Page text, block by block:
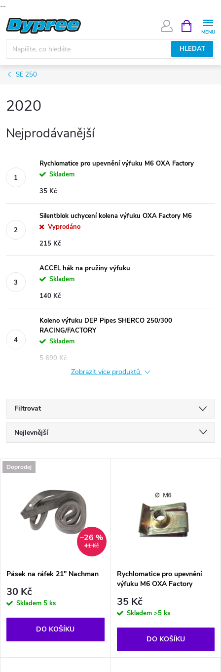
--
Přejít
na
obsah
HLEDAT
NÁKUPNÍ
KOŠÍK
SE 250
2020
Nejprodávanější
Rychlomatice pro upevnění výfuku M6 OXA Factory
Skladem
35 Kč
Silentblok uchycení kolena výfuku OXA Factory M6
Vyprodáno
215 Kč
ACCEL hák na pružiny výfuku
Skladem
140 Kč
Koleno výfuku DEP Pipes SHERCO 250/300
RACING/FACTORY
Skladem
5 690 Kč
Zobrazit více produktů
Filtrovat
Ř
a
p
r
d
Nejlevnější
Nejprodávanější
Abecedně
V
s
p
r
o
Doprodej
41 Kč
–26 %
Pásek na ráfek 21" Nachman
30 Kč
Skladem 5 ks
DO KOŠÍKU
Rychlomatice pro upevnění
výfuku M6 OXA Factory
35 Kč
Skladem >5 ks
DO KOŠÍKU